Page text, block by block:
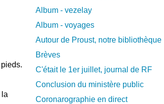
la
Album - vezelay
Album - voyages
Autour de Proust, notre bibliothèque
Brèves
C'était le 1er juillet, journal de RF
Conclusion du ministère public
Coronarographie en direct